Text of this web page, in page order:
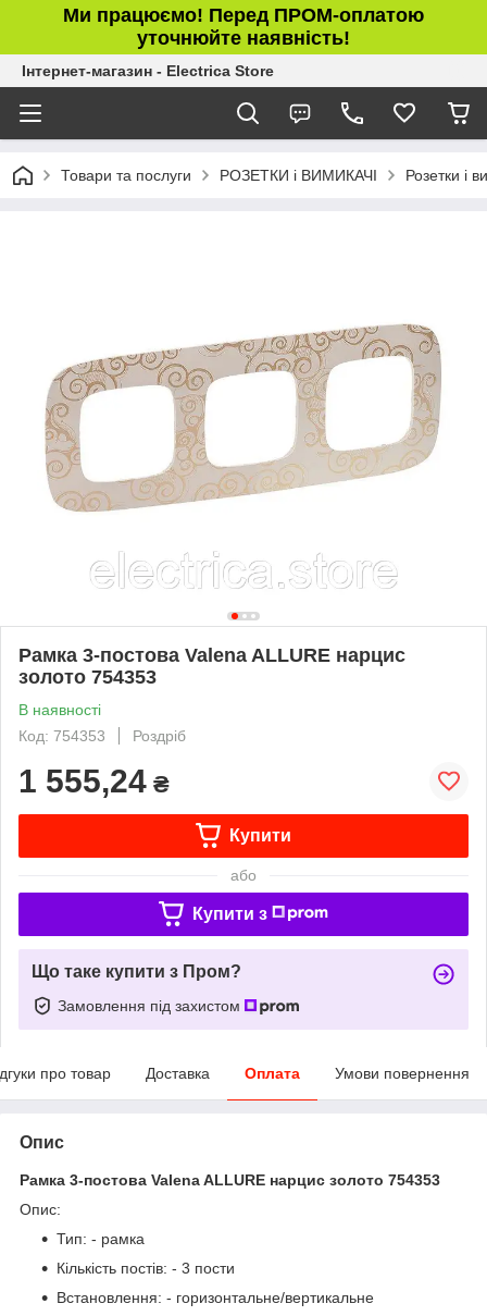
Ми працюємо! Перед ПРОМ-оплатою
уточнюйте наявність!
Інтернет-магазин - Electrica Store
Товари та послуги РОЗЕТКИ і ВИМИКАЧІ Розетки і
Рамка 3-постова Valena ALLURE нарцис
золото 754353
В наявності
Код: 754353
Роздріб
1 555,24 ₴
Купити
або
Купити з
Що таке купити з Пром?
Замовлення під захистом
про товар Доставка Оплата Умови повернення
Опис
Рамка 3-постова Valena ALLURE нарцис золото 754353
Опис:
Тип: - рамка
Кількість постів: - 3 пости
Встановлення: - горизонтальне/вертикальне